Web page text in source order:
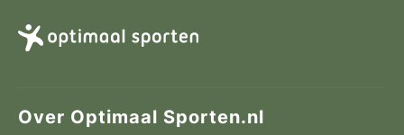
Over Optimaal Sporten.nl